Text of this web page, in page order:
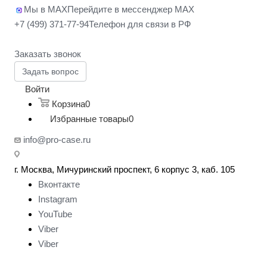
Мы в MAXПерейдите в мессенджер MAX
+7 (499) 371-77-94Телефон для связи в РФ
Заказать звонок
Задать вопрос
Войти
Корзина0
Избранные товары0
info@pro-case.ru
г. Москва, Мичуринский проспект, 6 корпус 3, каб. 105
Вконтакте
Instagram
YouTube
Viber
Viber